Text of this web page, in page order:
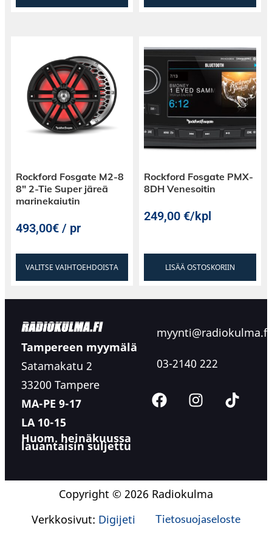
Rockford Fosgate M2-8
8″ 2-Tie Super järeä
marinekaiutin
493,00€ / pr
VALITSE VAIHTOEHDOISTA
Rockford Fosgate PMX-
8DH Venesoitin
249,00€/kpl
LISÄÄ OSTOSKORIIN
Tampereen myymälä
Satamakatu 2
33200 Tampere
MA-PE 9-17
LA 10-15
Huom. heinäkuussa
lauantaisin suljettu
myynti@radiokulma.fi
03-2140 222
Copyright © 2026 Radiokulma
Verkkosivut: Digijeti Tietosuojaseloste